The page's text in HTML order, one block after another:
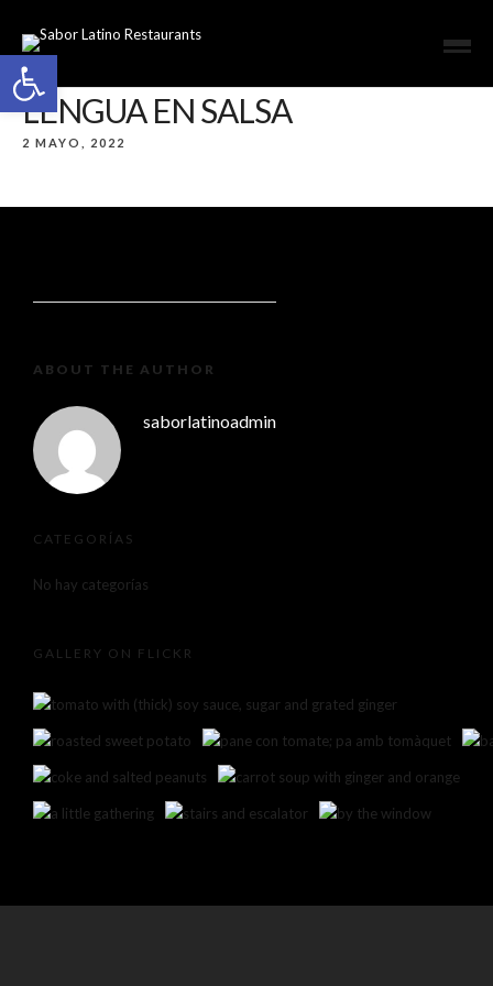
Open toolbar
LENGUA EN SALSA
2 MAYO, 2022
ABOUT THE AUTHOR
saborlatinoadmin
CATEGORÍAS
No hay categorías
GALLERY ON FLICKR